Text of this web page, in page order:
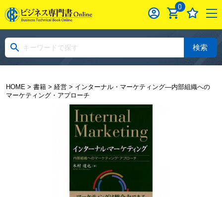
0
検索
HOME> 書籍> 経営> インターナル・マーケティング―内部組織への
マーケティング・アプローチ